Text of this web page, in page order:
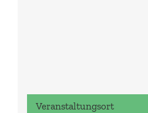
Veranstaltungsort